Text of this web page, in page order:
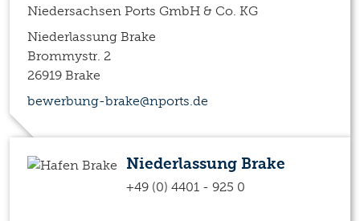
Niedersachsen Ports GmbH & Co. KG
Niederlassung Brake
Brommystr. 2
26919 Brake
bewerbung-brake@nports.de
Niederlassung Brake
+49 (0) 4401 - 925 0